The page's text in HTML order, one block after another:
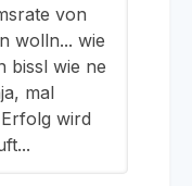
von
wolln... wie
bissl wie ne
mal
wird